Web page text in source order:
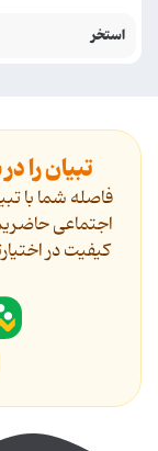
استخر
تبیان را
فاصله شما با
اجتماعی
کیفیت در